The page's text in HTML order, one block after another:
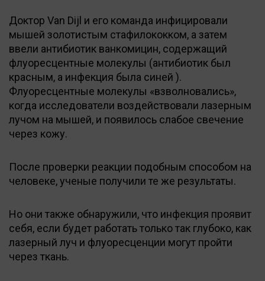
Доктор Van Dijl и его команда инфицировали
мышей золотистым стафилококком, а затем
ввели антибиотик ванкомицин, содержащий
флуоресцентные молекулы (антибиотик был
красным, а инфекция была синей ).
Флуоресцентные молекулы «взволновались»,
когда исследователи воздействовали лазерным
лучом на мышей, и появилось слабое свечение
через кожу.
После проверки реакции подобным способом на
человеке, ученые получили те же результаты.
Но они также обнаружили, что инфекция проявит
себя, если будет работать только так глубоко, как
лазерный луч и флуоресценции могут пройти
через ткань.